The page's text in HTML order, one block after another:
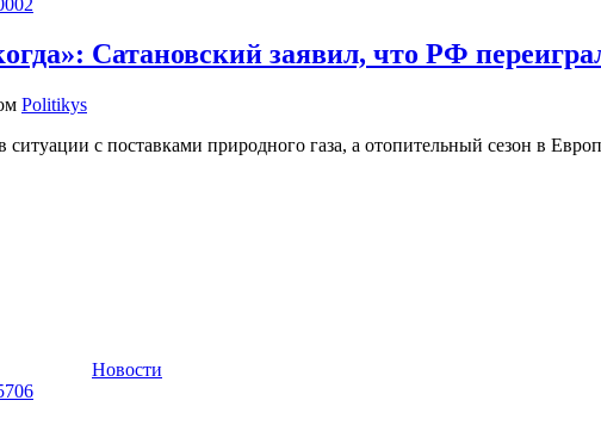
Сатановский заявил, что РФ
Politikys
ситуации с поставками природного газа, а отопительный сезон в
Новости